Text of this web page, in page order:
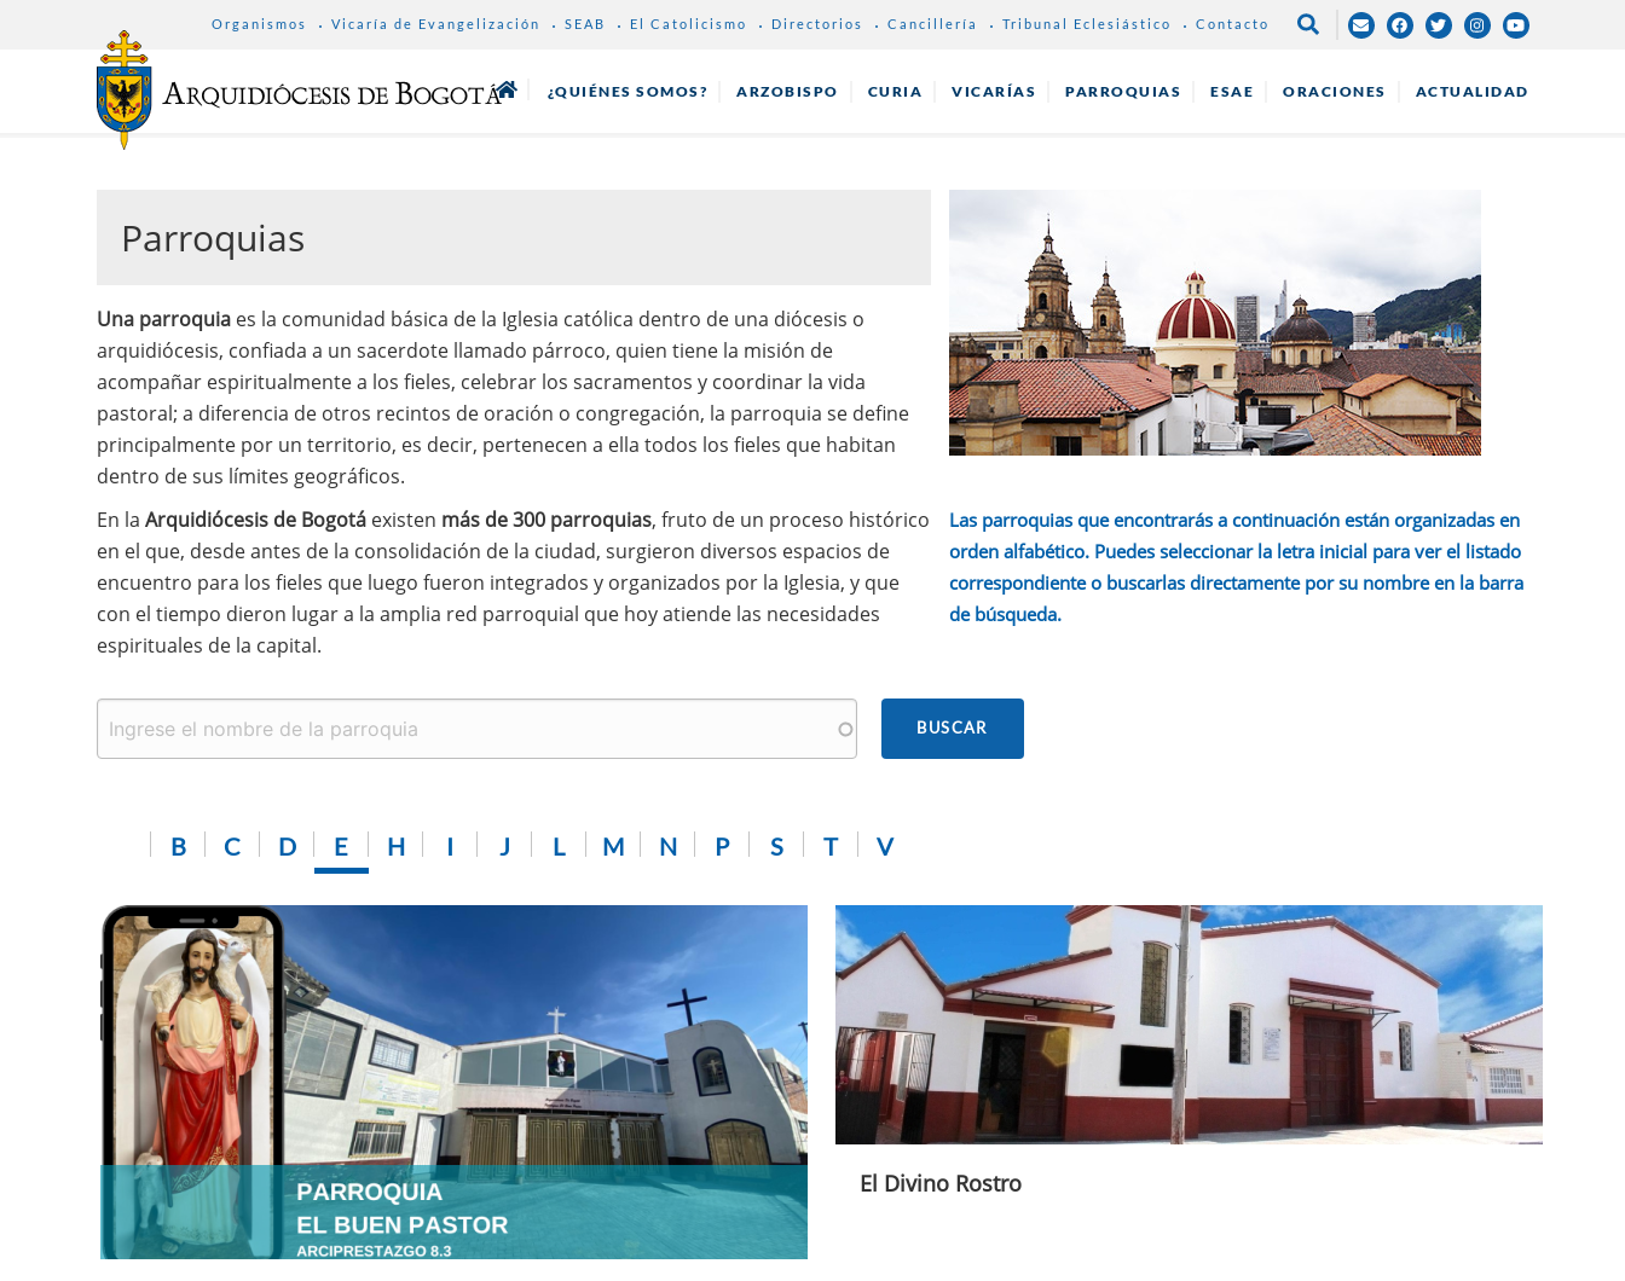
MENU
Organismos Vicaría de Evangelización SEAB El Catolicismo Directorios Cancillería Tribunal Eclesiástico Contacto
¿QUIÉNES SOMOS? ARZOBISPO CURIA VICARÍAS PARROQUIAS ESAE ORACIONES ACTUALIDAD
Parroquias
Una parroquia es la comunidad básica de la Iglesia católica dentro de una diócesis o
arquidiócesis, confiada a un sacerdote llamado párroco, quien tiene la misión de
acompañar espiritualmente a los fieles, celebrar los sacramentos y coordinar la vida
pastoral; a diferencia de otros recintos de oración o congregación, la parroquia se define
principalmente por un territorio, es decir, pertenecen a ella todos los fieles que habitan
dentro de sus límites geográficos.
En la Arquidiócesis de Bogotáexisten más de 300 parroquias, fruto de un proceso histórico
en el que, desde antes de la consolidación de la ciudad, surgieron diversos espacios de
encuentro para los fieles que luego fueron integrados y organizados por la Iglesia, y que
con el tiempo dieron lugar a la amplia red parroquial que hoy atiende las necesidades
espirituales de la capital.
Las parroquias que encontrarás a continuación están organizadas en
orden alfabético. Puedes seleccionar la letra inicial para ver el listado
correspondiente o buscarlas directamente por su nombre en la barra
de búsqueda.
B C D E H I J L M N P S T V
El Divino Rostro